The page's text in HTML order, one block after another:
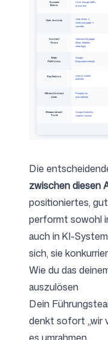
Die
zwischen diesen
positioniertes,
performt sowohl
auch in KI-
sich, sie
Wie du das
auszulösen
Dein
denkt sofort „wir